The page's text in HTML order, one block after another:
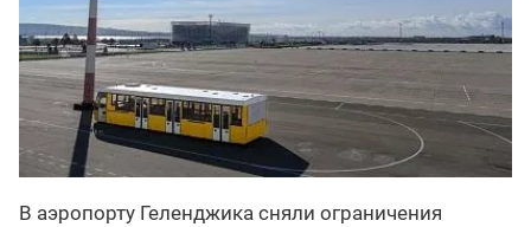
В аэропорту Геленджика сняли ограничения